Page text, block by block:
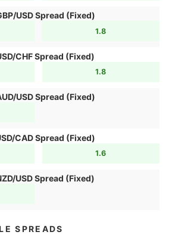
USD Spread (Fixed)
1.8
CHF Spread (Fixed)
1.8
USD Spread (Fixed)
CAD Spread (Fixed)
1.6
USD Spread (Fixed)
SPREADS